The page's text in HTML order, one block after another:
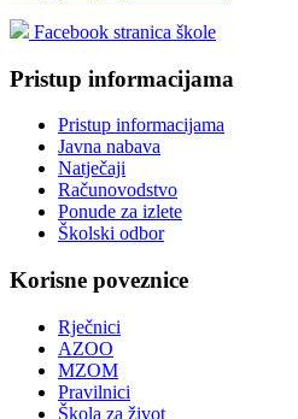
Facebook stranica škole
Pristup informacijama
Pristup informacijama
Javna nabava
Natječaji
Računovodstvo
Ponude za izlete
Školski odbor
Korisne poveznice
Rječnici
AZOO
MZOM
Pravilnici
Škola za život